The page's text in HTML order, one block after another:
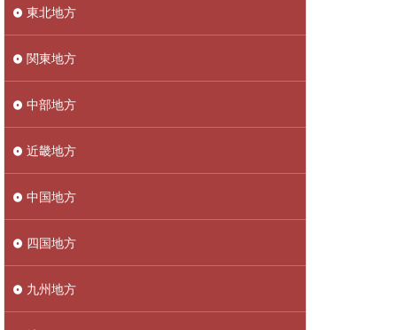
東北地方
関東地方
中部地方
近畿地方
中国地方
四国地方
九州地方